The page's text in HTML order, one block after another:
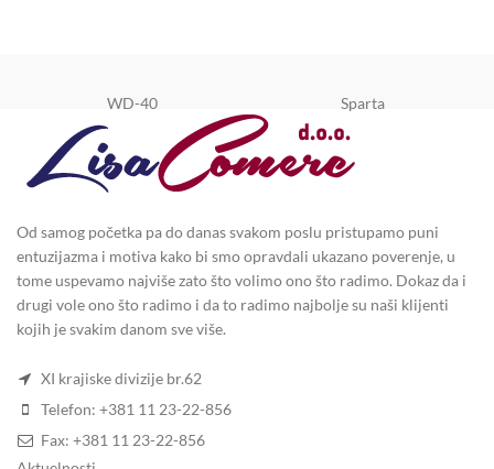
WD-40 Sparta
Od samog početka pa do danas svakom poslu pristupamo puni
entuzijazma i motiva kako bi smo opravdali ukazano poverenje, u
tome uspevamo najviše zato što volimo ono što radimo. Dokaz da i
drugi vole ono što radimo i da to radimo najbolje su naši klijenti
kojih je svakim danom sve više.
XI krajiske divizije br.62
Telefon: +381 11 23-22-856
Fax: +381 11 23-22-856